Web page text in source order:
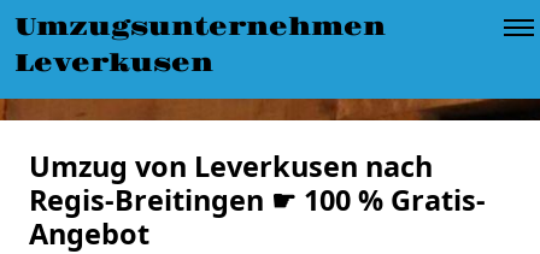
Umzugsunternehmen
Leverkusen
Umzug von Leverkusen nach
Regis-Breitingen ☛ 100 % Gratis-
Angebot